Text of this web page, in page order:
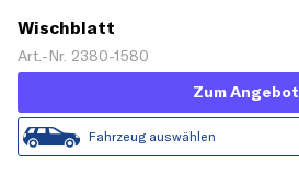
Wischblatt
Art.-Nr. 2380-1580
Zum Angebot
Fahrzeug auswählen